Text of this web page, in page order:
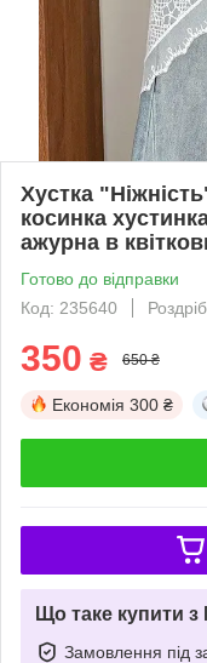
Хустка
косинка
ажурна в
Готово до відправки
Код: 235640
Роздріб
350 ₴ 650 ₴
Економія 300 ₴
Що таке купити
Замовлення під